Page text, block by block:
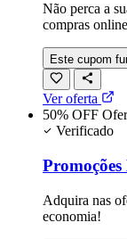
Não perca a
compras
Este cupom
Ver oferta
50% OFF
Verificado
Adquira nas
economia!